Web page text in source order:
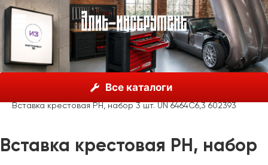
Все каталоги
Unior, Словения
Вставки и аксессуары
Вставка крестовая PH, набор 3 шт. UN 6464C6,3 602393
Вставка крестовая PH, набор